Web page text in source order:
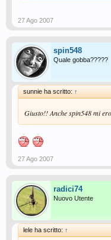
27 Ago 2007
spin548
Quale gobba?????
sunnie ha scritto: ↑
Giusto!! Anche spin548 mi
27 Ago 2007
radici74
Nuovo Utente
lele ha scritto: ↑